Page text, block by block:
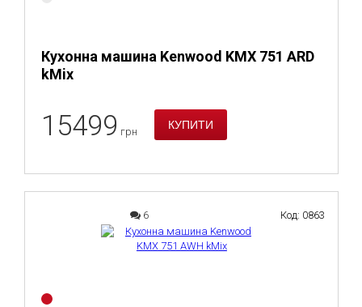
Кухонна машина Kenwood KMX 751 ARD
kMix
15499 грн
6 Код: 0863